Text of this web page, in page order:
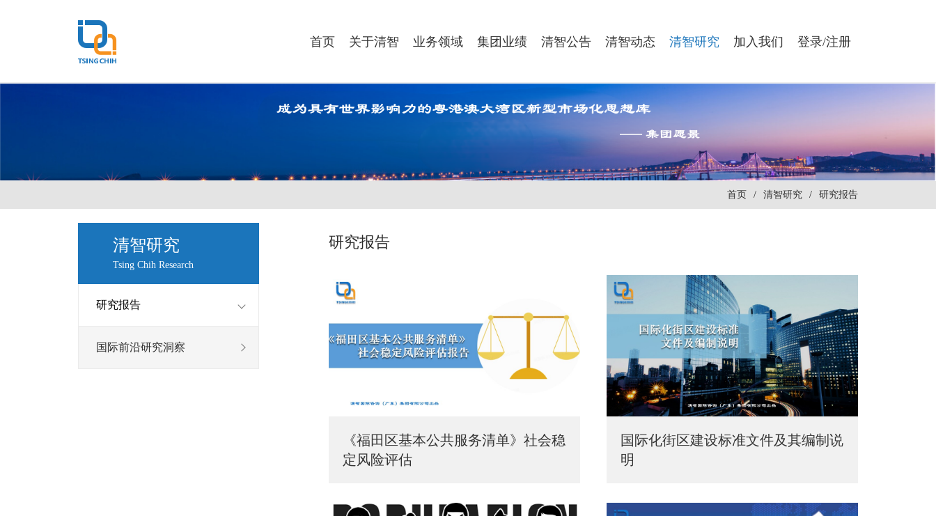
首页 关于清智 业务领域 集团业绩 清智公告 清智动态 清智研究 加入我们 登录/注册
首页 / 清智研究 / 研究报告
清智研究
Tsing Chih Research
研究报告
国际前沿研究洞察
研究报告
《福田区基本公共服务清单》社会稳
定风险评估
国际化街区建设标准文件及其编制说
明